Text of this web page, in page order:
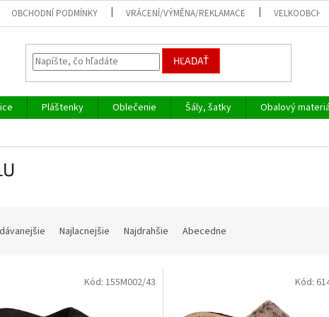
OBCHODNÍ PODMÍNKY VRÁCENÍ/VÝMĚNA/REKLAMACE VELKOOBCHOD
HĽADAŤ
Pláštenky Oblečenie Šály, šatky Obalový
Najlacnejšie Najdrahšie Abecedne
Kód: 155M002/43 Kód: